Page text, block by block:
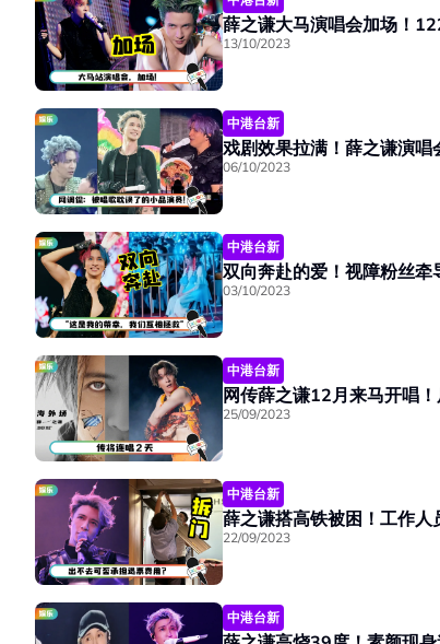
13/10/2023
中港台新
戏剧效果拉满！薛之谦演唱
06/10/2023
中港台新
双向奔赴的爱！视障粉丝牵
03/10/2023
中港台新
网传薛之谦12月来马开唱
25/09/2023
中港台新
22/09/2023
中港台新